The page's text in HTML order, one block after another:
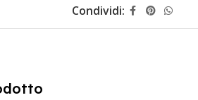
Condividi: